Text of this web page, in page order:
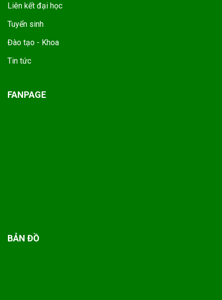
Liên kết đại học
Tuyển sinh
Đào tạo - Khoa
Tin tức
FANPAGE
BẢN ĐỒ